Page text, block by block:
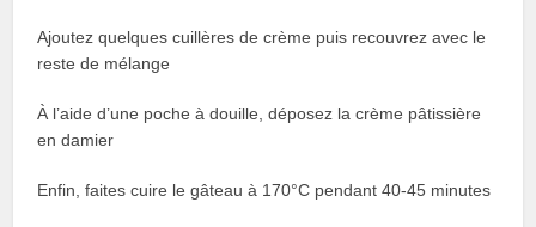
Ajoutez quelques cuillères de crème puis recouvrez avec le
reste de mélange
À l’aide d’une poche à douille, déposez la crème pâtissière
en damier
Enfin, faites cuire le gâteau à 170°C pendant 40-45 minutes